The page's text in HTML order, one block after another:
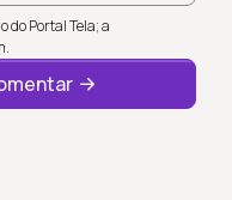
do Portal Tela; a